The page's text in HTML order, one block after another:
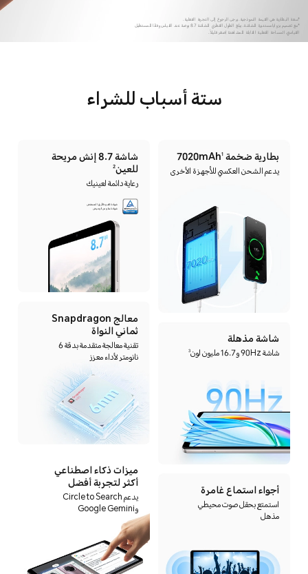
*سعة البطارية هي القيمة النموذجية. يرجى الرجوع إلى التجربة الفعلية.
*مع تصميم بزوايا مستديرة للشاشة، يبلغ الطول القطري للشاشة 8.7 بوصة عند القياس وفقًا للمستطيل
القياسي. المساحة الفعلية القابلة للمشاهدة أصغر قليلاً.
ستة أسباب للشراء
بطارية ضخمة 7020mAh1
يدعم الشحن العكسي للأجهزة الأخرى
شاشة 8.7 إنش مريحة
للعين2
رعاية دائمة لعينيك
شهادة الضوء الأزرق المنخفض
شهادة خلو من الوميض
شاشة مذهلة
شاشة 90Hz و16.7 مليون لون 3
معالج Snapdragon
ثماني النواة
تقنية معالجة متقدمة بدقة 6
نانومتر لأداء معزز
أجواء استماع غامرة
استمتع بحقل صوت محيطي
مذهل
ميزات ذكاء اصطناعي
أكثر لتجربة أفضل
يدعم Circle to Search
وGoogle Gemini